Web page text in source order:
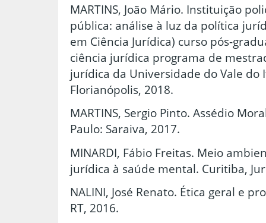
MARTINS, João Mário. Instituição
pública: análise à luz da política
em Ciência Jurídica) curso pós-
ciência jurídica programa de
jurídica da Universidade do Vale do
Florianópolis, 2018.
MARTINS, Sergio Pinto. Assédio
Paulo: Saraiva, 2017.
MINARDI, Fábio Freitas. Meio
jurídica à saúde mental. Curitiba,
NALINI, José Renato. Ética geral e
RT, 2016.